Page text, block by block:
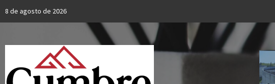
8 de agosto de 2026